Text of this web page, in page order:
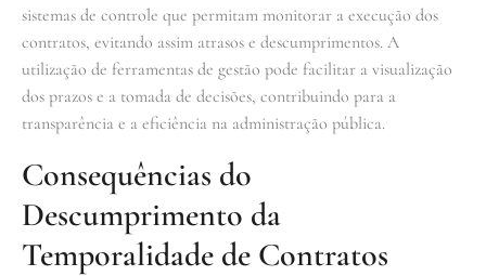
sistemas de controle que permitam monitorar a execução dos
contratos, evitando assim atrasos e descumprimentos. A
utilização de ferramentas de gestão pode facilitar a visualização
dos prazos e a tomada de decisões, contribuindo para a
transparência e a eficiência na administração pública.
Consequências do
Descumprimento da
Temporalidade de Contratos